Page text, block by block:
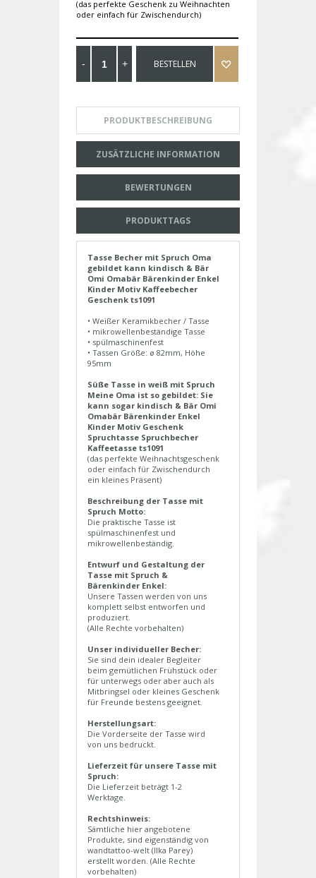
(das perfekte Geschenk zu Weihnachten
oder einfach für Zwischendurch)
BESTELLEN
PRODUKTBESCHREIBUNG
ZUSÄTZLICHE INFORMATION
BEWERTUNGEN
PRODUKTTAGS
Tasse Becher mit Spruch Oma
gebildet kann kindisch & Bär
Omi Omabär Bärenkinder Enkel
Kinder Motiv Kaffeebecher
Geschenk ts1091
• Weißer Keramikbecher / Tasse
• mikrowellenbeständige Tasse
• spülmaschinenfest
• Tassen Größe: ø 82mm, Höhe
95mm
Süße Tasse in weiß mit Spruch
Meine Oma ist so gebildet: Sie
kann sogar kindisch & Bär Omi
Omabär Bärenkinder Enkel
Kinder Motiv Geschenk
Spruchtasse Spruchbecher
Kaffeetasse ts1091
(das perfekte Weihnachtsgeschenk
oder einfach für Zwischendurch
ein kleines Präsent)
Beschreibung der Tasse mit
Spruch Motto:
Die praktische Tasse ist
spülmaschinenfest und
mikrowellenbeständig.
Entwurf und Gestaltung der
Tasse mit Spruch &
Bärenkinder Enkel:
Unsere Tassen werden von uns
komplett selbst entworfen und
produziert.
(Alle Rechte vorbehalten)
Unser individueller Becher:
Sie sind dein idealer Begleiter
beim gemütlichen Frühstück oder
für unterwegs oder aber auch als
Mitbringsel oder kleines Geschenk
für Freunde bestens geeignet.
Herstellungsart:
Die Vorderseite der Tasse wird
von uns bedruckt.
Lieferzeit für unsere Tasse mit
Spruch:
Die Lieferzeit beträgt 1-2
Werktage.
Rechtshinweis:
Sämtliche hier angebotene
Produkte, sind eigenständig von
wandtattoo-welt (Ilka Parey)
erstellt worden. (Alle Rechte
vorbehalten)